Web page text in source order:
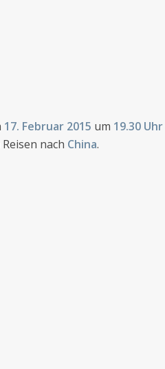
17. Februar 2015 um 19.30 Uhr
nach China.